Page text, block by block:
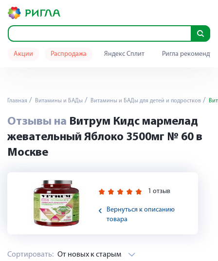
Акции Распродажа Яндекс Сплит Ригла
Главная Витамины и БАДы Витамины и БАДы для детей и подростков
Отзывы на Витрум Кидс мармелад
жевательный Яблоко 3500мг № 60 в
Москве
1 отзыв
Вернуться к описанию
товара
Сортировать: От новых к старым